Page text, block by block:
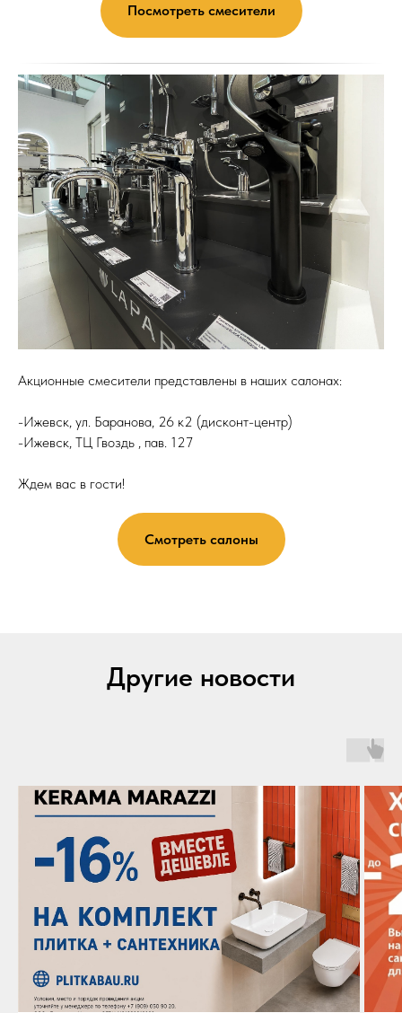
Посмотреть смесители
Акционные смесители представлены в наших салонах:
-Ижевск, ул. Баранова, 26 к2 (дисконт-центр)
-Ижевск, ТЦ Гвоздь , пав. 127
Ждем вас в гости!
Смотреть салоны
Другие новости